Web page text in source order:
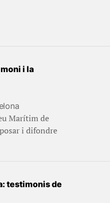
i la
Marítim de
i difondre
testimonis de